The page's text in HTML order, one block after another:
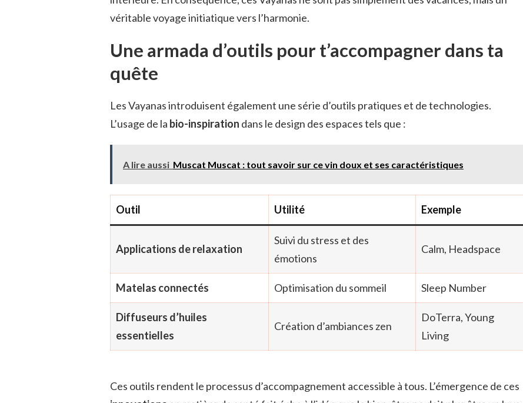
véritable voyage initiatique vers l’harmonie.
Une armada d’outils pour t’accompagner dans ta
quête
Les Vayanas introduisent également une série d’outils pratiques et de technologies.
L’usage de la bio-inspiration dans le design des espaces tels que :
A lire aussi Muscat Muscat : tout savoir sur ce vin doux et ses caractéristiques
Outil Utilité Exemple
Applications de relaxation
Suivi du stress et des
émotions
Calm, Headspace
Matelas connectés Optimisation du sommeil Sleep Number
Diffuseurs d’huiles
essentielles
Création d’ambiances zen
DoTerra, Young
Living
Ces outils rendent le processus d’accompagnement accessible à tous. L’émergence de ces